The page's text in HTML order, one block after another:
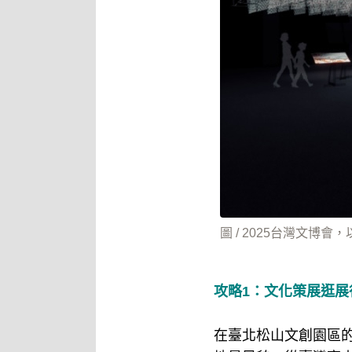
圖 / 2025台灣文博會，
攻略1：文化策展逛
在臺北松山文創園區